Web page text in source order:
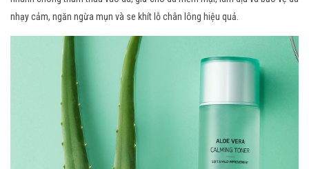
nhạy cảm, ngăn ngừa mụn và se khít lỗ chân lông hiệu quả.